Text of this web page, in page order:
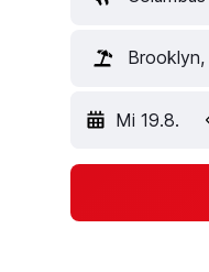
Brooklyn,
Mi 19.8.